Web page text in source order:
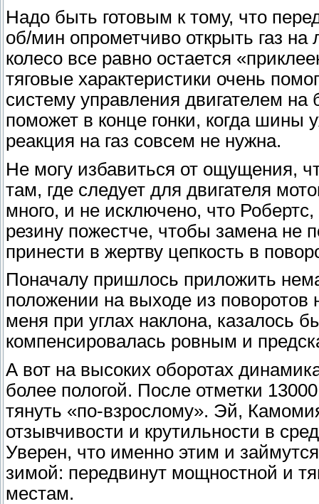
Надо быть готовым к тому, что
об/мин опрометчиво открыть газ
колесо все равно остается
тяговые характеристики очень
систему управления двигателем
поможет в конце гонки, когда
реакция на газ совсем не нужна.
Не могу избавиться от ощущения,
там, где следует для двигателя
много, и не исключено, что
резину пожестче, чтобы замена не
принести в жертву цепкость в
Поначалу пришлось приложить
положении на выходе из поворотов
меня при углах наклона, казалось
компенсировалась ровным и
А вот на высоких оборотах
более пологой. После отметки
тянуть «по-взрослому». Эй,
отзывчивости и крутильности в
Уверен, что именно этим и
зимой: передвинут мощностной и
местам.